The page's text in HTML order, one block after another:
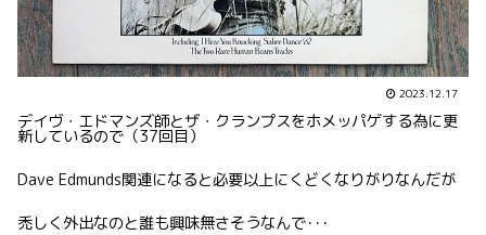
2023.12.17
デイヴ・エドマンズ師とザ・クランプスをホメッパゲする為に更
新しているので（37回目）
Dave Edmunds関連になると必要以上にくどくなりがりなんだが
禿しく外出なのと誰も興味無さそうなんで･･･